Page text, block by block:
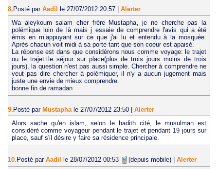
8. Posté par Aadil le 27/07/2012 20:57
Alerter
Wa aleykoum salam cher frère Mustapha, je ne cherche pas la
polémique loin de là mais j essaie de comprendre l'avis qui a été
émis en m’appuyant sur ce que j'ai lu et entendu à la mosquée.
Après chacun voit midi à sa porte tant que son coeur est apaisé.
La réponse est dans que considérons nous comme voyage: le trajet
ou le trajet+le séjour sur place(plus de trois jours moins de trois
jours), la question n'est pas aussi simple. Chercher à comprendre ne
veut pas dire chercher à polémiquer, il n'y a aucun jugement mais
juste une envie de mieux comprendre.
bonne fin de ramadan
9. Posté par Mustapha le 27/07/2012 23:50
Alerter
Alors sache qu'en islam, selon le hadith cité, le musulman est
considéré comme voyageur pendant le trajet et pendant 19 jours sur
place, sauf s'il désire y faire sa résidence principale.
10. Posté par Aadil le 28/07/2012 00:53 (depuis mobile)
Alerter